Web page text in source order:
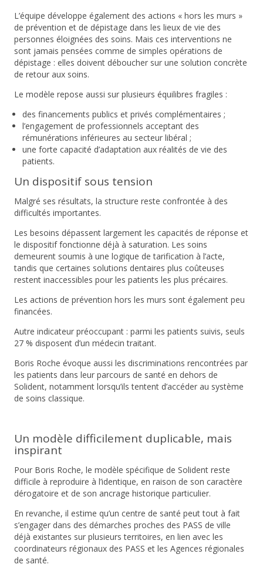
L’équipe développe également des actions « hors les murs »
de prévention et de dépistage dans les lieux de vie des
personnes éloignées des soins. Mais ces interventions ne
sont jamais pensées comme de simples opérations de
dépistage : elles doivent déboucher sur une solution concrète
de retour aux soins.
Le modèle repose aussi sur plusieurs équilibres fragiles :
des financements publics et privés complémentaires ;
l’engagement de professionnels acceptant des
rémunérations inférieures au secteur libéral ;
une forte capacité d’adaptation aux réalités de vie des
patients.
Un dispositif sous tension
Malgré ses résultats, la structure reste confrontée à des
difficultés importantes.
Les besoins dépassent largement les capacités de réponse et
le dispositif fonctionne déjà à saturation. Les soins
demeurent soumis à une logique de tarification à l’acte,
tandis que certaines solutions dentaires plus coûteuses
restent inaccessibles pour les patients les plus précaires.
Les actions de prévention hors les murs sont également peu
financées.
Autre indicateur préoccupant : parmi les patients suivis, seuls
27 % disposent d’un médecin traitant.
Boris Roche évoque aussi les discriminations rencontrées par
les patients dans leur parcours de santé en dehors de
Solident, notamment lorsqu’ils tentent d’accéder au système
de soins classique.
Un modèle difficilement duplicable, mais
inspirant
Pour Boris Roche, le modèle spécifique de Solident reste
difficile à reproduire à l’identique, en raison de son caractère
dérogatoire et de son ancrage historique particulier.
En revanche, il estime qu’un centre de santé peut tout à fait
s’engager dans des démarches proches des PASS de ville
déjà existantes sur plusieurs territoires, en lien avec les
coordinateurs régionaux des PASS et les Agences régionales
de santé.